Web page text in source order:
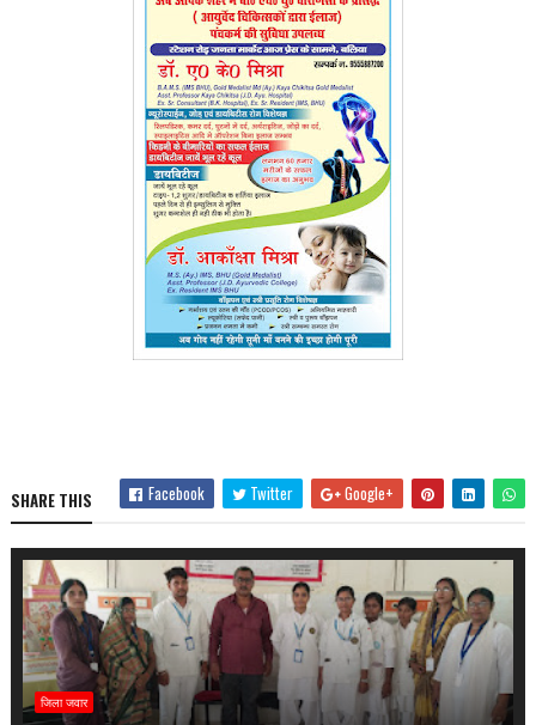
SHARE THIS Facebook Twitter Google+
जिला जवार